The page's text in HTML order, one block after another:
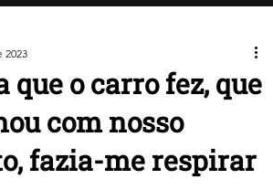
que o carro fez, que
com nosso
fazia-me respirar
2023